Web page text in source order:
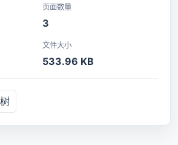
页面数量
3
文件大小
533.96 KB
树